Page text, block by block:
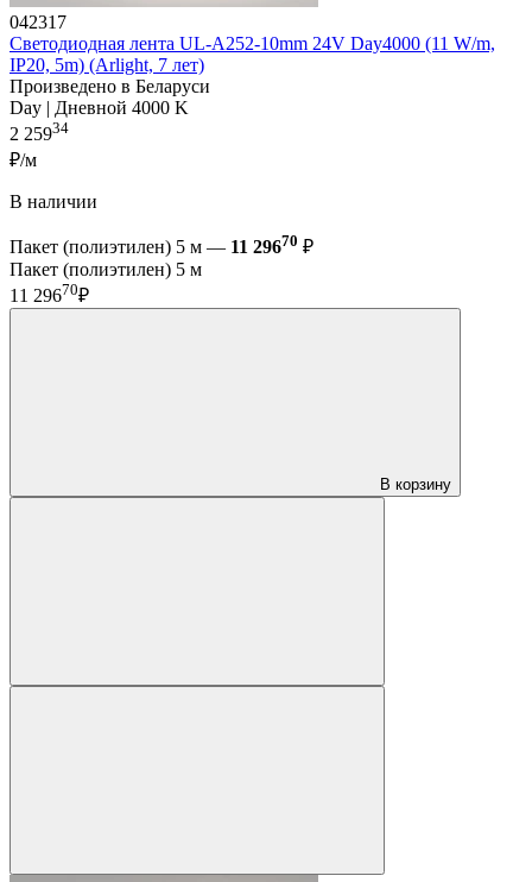
042317
Светодиодная лента UL-A252-10mm 24V Day4000 (11 W/m,
IP20, 5m) (Arlight, 7 лет)
Произведено в Беларуси
Day | Дневной 4000 K
2 25934
₽/м
В наличии
Пакет (полиэтилен) 5 м — 11 29670 ₽
Пакет (полиэтилен) 5 м
11 29670₽
В корзину